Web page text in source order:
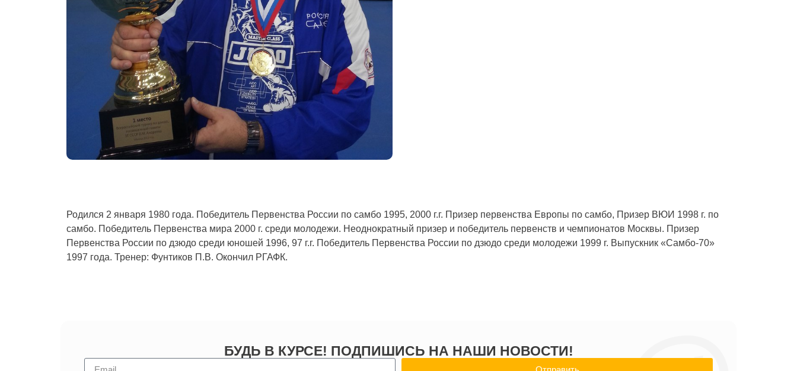
Родился 2 января 1980 года. Победитель Первенства России по самбо 1995, 2000 г.г. Призер первенства Европы по самбо, Призер ВЮИ 1998 г. по
самбо. Победитель Первенства мира 2000 г. среди молодежи. Неоднократный призер и победитель первенств и чемпионатов Москвы. Призер
Первенства России по дзюдо среди юношей 1996, 97 г.г. Победитель Первенства России по дзюдо среди молодежи 1999 г. Выпускник «Самбо-70»
1997 года. Тренер: Фунтиков П.В. Окончил РГАФК.
БУДЬ В КУРСЕ! ПОДПИШИСЬ НА НАШИ НОВОСТИ!